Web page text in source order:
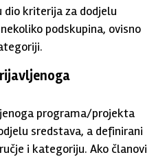
kriterija za dodjelu
podskupina, ovisno
programa/projekta
sredstava, a definirani
i kategoriju. Ako članovi